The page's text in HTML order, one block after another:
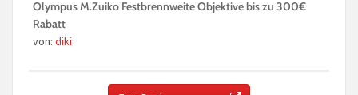
Olympus M.Zuiko Festbrennweite Objektive bis zu 300€
Rabatt
von: diki